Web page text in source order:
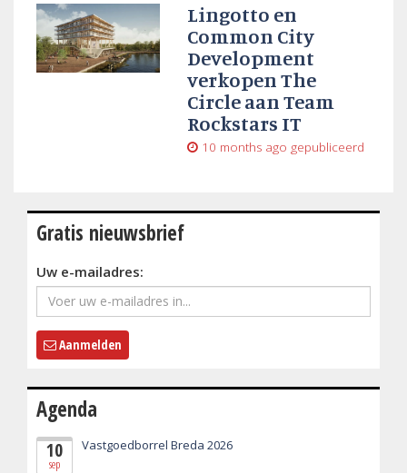
Lingotto en
Common City
Development
verkopen The
Circle aan Team
Rockstars IT
10 months ago gepubliceerd
Gratis nieuwsbrief
Uw e-mailadres:
Aanmelden
Agenda
10
sep
Vastgoedborrel Breda 2026